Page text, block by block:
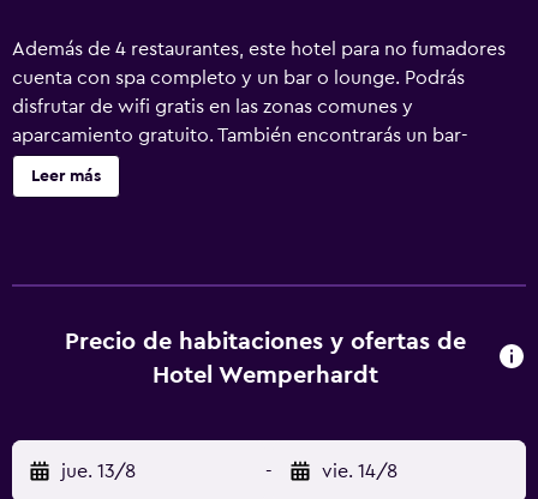
Además de 4 restaurantes, este hotel para no fumadores
cuenta con spa completo y un bar o lounge. Podrás
disfrutar de wifi gratis en las zonas comunes y
aparcamiento gratuito. También encontrarás un bar-
cafetería, una sauna y un centro de conferencias. Hotel
Wemperhardt ofrece 45 alojamientos con aire
pantalla plana con canales por satélite. Los baños están
equipados con ducha, artículos de higiene personal
wifi gratis. Los servicios para las personas de negocios
incluyen escritorio y teléfono. Se ofrece servicio de
Leer más
Precio de habitaciones y ofertas de
Hotel Wemperhardt
jue. 13/8 - vie. 14/8